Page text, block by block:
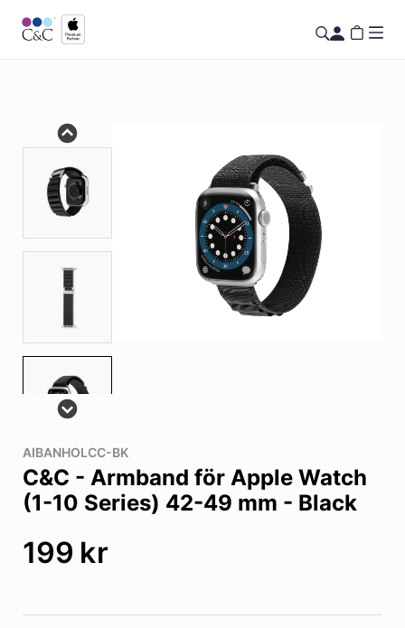
AIBANHOLCC-BK
C&C - Armband för Apple Watch
(1-10 Series) 42-49 mm - Black
199 kr